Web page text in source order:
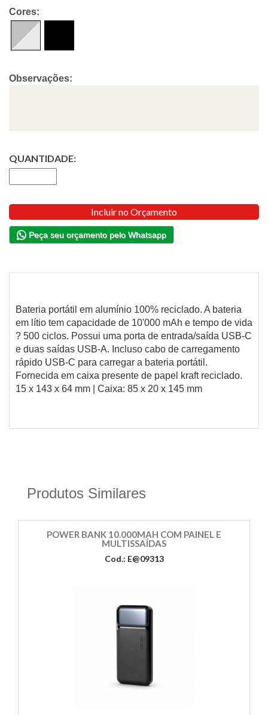
Cores:
Observações:
QUANTIDADE:
Incluir no Orçamento
Peça seu orçamento pelo Whatsapp
Bateria portátil em alumínio 100% reciclado. A bateria
em lítio tem capacidade de 10'000 mAh e tempo de vida
? 500 ciclos. Possui uma porta de entrada/saída USB-C
e duas saídas USB-A. Incluso cabo de carregamento
rápido USB-C para carregar a bateria portátil.
Fornecida em caixa presente de papel kraft reciclado.
15 x 143 x 64 mm | Caixa: 85 x 20 x 145 mm
Produtos Similares
POWER BANK 10.000MAH COM PAINEL E
MULTISSAÍDAS
Cod.: E@09313